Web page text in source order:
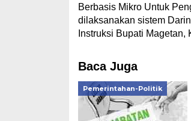
Berbasis Mikro Untuk
dilaksanakan sistem
Instruksi Bupati
Baca Juga
Pemerintahan-Politik